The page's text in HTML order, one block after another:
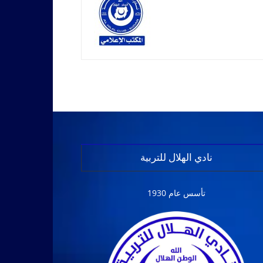
نادي الهلال للتربية
تأسس عام 1930